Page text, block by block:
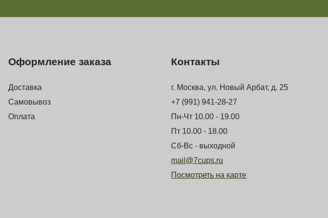
Оформление заказа
Доставка
Самовывоз
Оплата
Контакты
г. Москва, ул. Новый Арбат, д. 25
+7 (991) 941-28-27
Пн-Чт 10.00 - 19.00
Пт 10.00 - 18.00
Сб-Вс - выходной
mail@7cups.ru
Посмотреть на карте